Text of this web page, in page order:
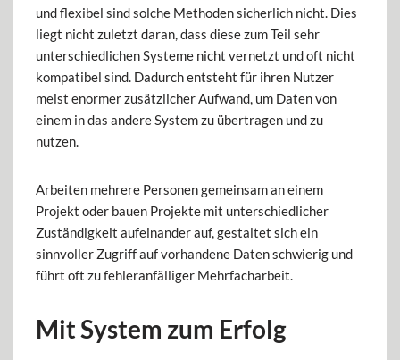
und flexibel sind solche Methoden sicherlich nicht. Dies
liegt nicht zuletzt daran, dass diese zum Teil sehr
unterschiedlichen Systeme nicht vernetzt und oft nicht
kompatibel sind. Dadurch entsteht für ihren Nutzer
meist enormer zusätzlicher Aufwand, um Daten von
einem in das andere System zu übertragen und zu
nutzen.
Arbeiten mehrere Personen gemeinsam an einem
Projekt oder bauen Projekte mit unterschiedlicher
Zuständigkeit aufeinander auf, gestaltet sich ein
sinnvoller Zugriff auf vorhandene Daten schwierig und
führt oft zu fehleranfälliger Mehrfacharbeit.
Mit System zum Erfolg